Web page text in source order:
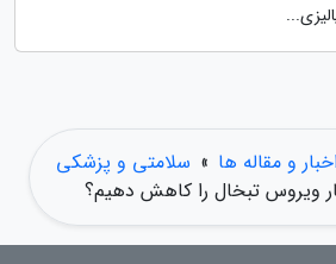
و مقاله ها » سلامتی و پزشکی
ویروس تبخال را کاهش دهیم؟